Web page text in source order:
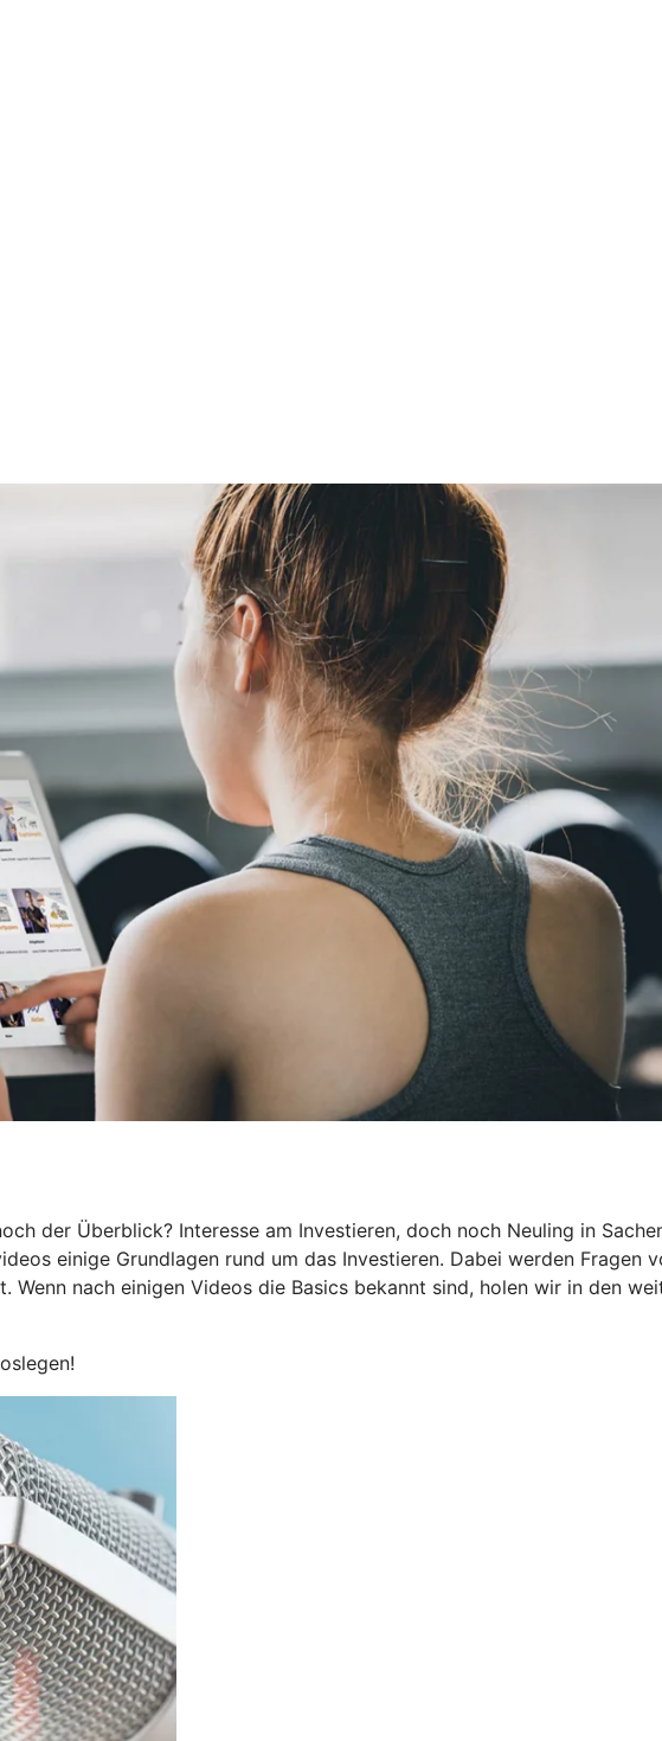
der Überblick? Interesse am Investieren, doch noch Neuling in
einige Grundlagen rund um das Investieren. Dabei werden Fragen
Wenn nach einigen Videos die Basics bekannt sind, holen wir in den